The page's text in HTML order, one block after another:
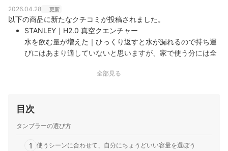
2026.04.28 更新
以下の商品に新たなクチコミが投稿されました。
STANLEY｜H2.0 真空クエンチャー
水を飲む量が増えた｜ひっくり返すと水が漏れるので持ち運
びにはあまり適していないと思いますが、家で使う分には全
りあえず冷やした水を入れてテーブルに置いておくだけで気
全部見る
目次
タンブラーの選び方
1 使うシーンに合わせて、自分にちょうどいい容量を選ぼう